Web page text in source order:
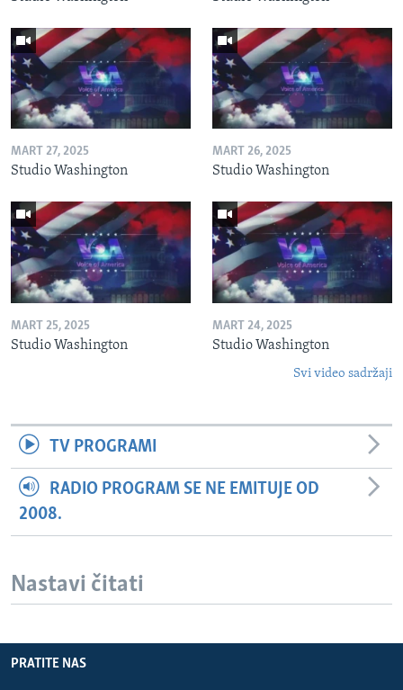
MART 27, 2025
Studio Washington
MART 26, 2025
Studio Washington
MART 25, 2025
Studio Washington
MART 24, 2025
Studio Washington
Svi video sadržaji
TV PROGRAMI
RADIO PROGRAM SE NE EMITUJE OD
2008.
Nastavi čitati
PRATITE NAS